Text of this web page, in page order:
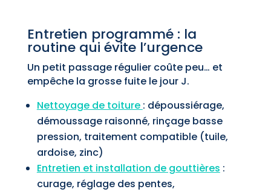
Entretien programmé : la
routine qui évite l’urgence
Un petit passage régulier coûte peu… et
empêche la grosse fuite le jour J.
Nettoyage de toiture : dépoussiérage,
démoussage raisonné, rinçage basse
pression, traitement compatible (tuile,
ardoise, zinc)
Entretien et installation de gouttières :
curage, réglage des pentes,